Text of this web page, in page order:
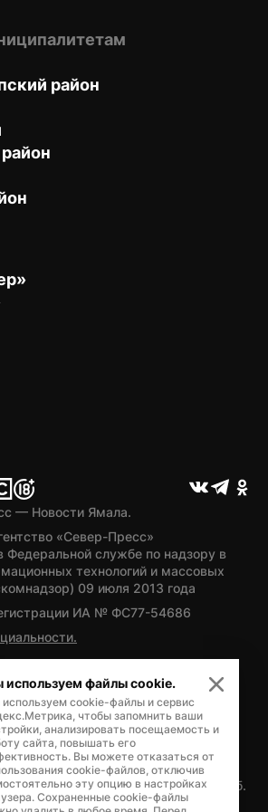
район
— Новости Ямала.
«Север-Пресс»
Федеральной службе по надзору в
технологий и массовых
09 июля 2013 года
ИА № ФС77-54686
А.Л. Поздеев
внутренней политики Ямало-
округа
мкр. Богдана Кнунянца, д.1, каб.
файлы cookie.
cookie-файлы и сервис
чтобы запомнить ваши
анализировать посещаемость и
сайта, повышать его
Вы можете отказаться от
cookie-файлов, отключив
эту опцию в настройках
Сохраненные cookie-файлы